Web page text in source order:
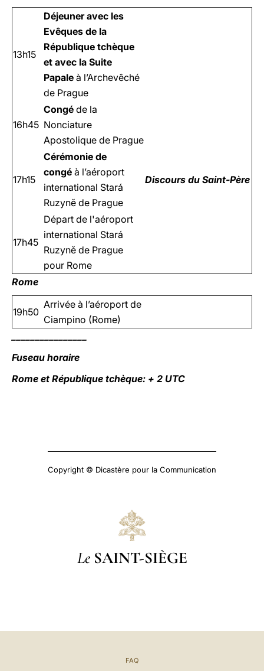
13h15
Déjeuner avec les
Evêques de la
République tchèque
et avec la Suite
Papale à l’Archevêché
de Prague
16h45
Congé de la
Nonciature
Apostolique de Prague
17h15
Cérémonie de
congé à l’aéroport
international Stará
Ruzyně de Prague
Discours du Saint-Père
17h45
Départ de l'aéroport
international Stará
Ruzyně de Prague
pour Rome
Rome
19h50
Arrivée à l’aéroport de
Ciampino (Rome)
Fuseau horaire
Rome et République tchèque: + 2 UTC
Copyright © Dicastère pour la Communication
Le SAINT-SIÈGE
FAQ